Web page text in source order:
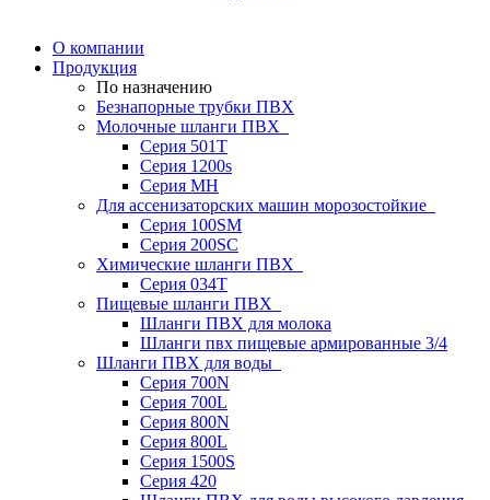
О компании
Продукция
По назначению
Безнапорные трубки ПВХ
Молочные шланги ПВХ
Серия 501T
Серия 1200s
Серия МН
Для ассенизаторских машин морозостойкие
Серия 100SM
Серия 200SС
Химические шланги ПВХ
Серия 034Т
Пищевые шланги ПВХ
Шланги ПВХ для молока
Шланги пвх пищевые армированные 3/4
Шланги ПВХ для воды
Серия 700N
Серия 700L
Серия 800N
Серия 800L
Серия 1500S
Серия 420